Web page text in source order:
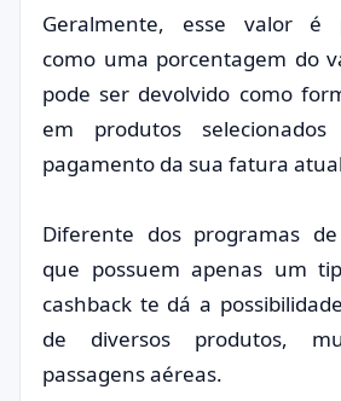
Geralmente, esse valor é
como uma porcentagem do
pode ser devolvido como
em produtos
pagamento da sua fatura
Diferente dos programas
que possuem apenas um
cashback te dá a
de diversos produtos,
passagens aéreas.